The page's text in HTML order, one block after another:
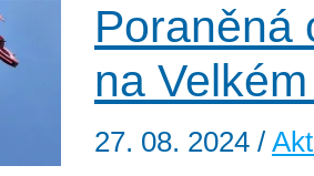
Poraněná
na
27. 08. 2024 /